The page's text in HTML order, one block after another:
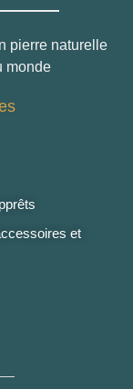
pierre naturelle
monde
et